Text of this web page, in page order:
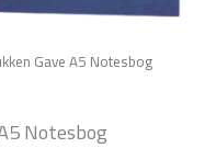
Gave A5 Notesbog
Notesbog